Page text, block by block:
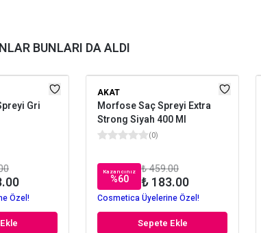
BUNLARI DA ALDI
Gri
Özel!
AKAT
Morfose Saç Spreyi Extra
Strong Siyah 400 Ml
(0)
Kazancınız
%60
₺ 459.00
₺ 183.00
Cosmetica Üyelerine Özel!
Sepete Ekle